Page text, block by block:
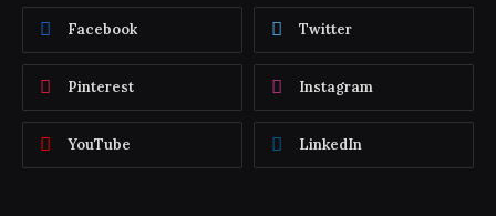
Facebook Twitter
Pinterest Instagram
YouTube LinkedIn